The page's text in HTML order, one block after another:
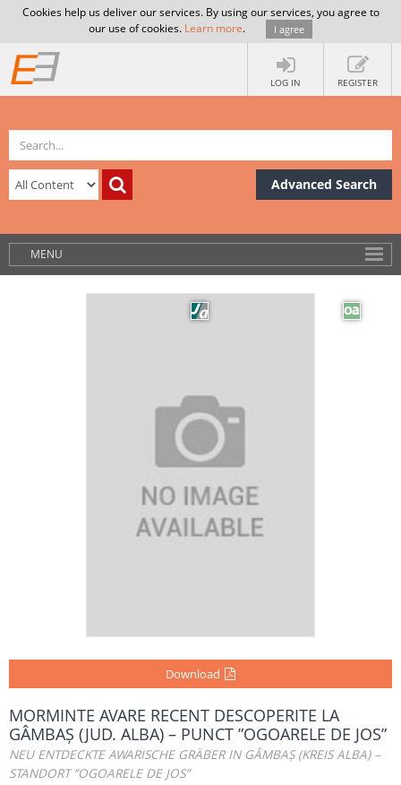
Cookies help us deliver our services. By using our services, you agree to
our use of cookies. Learn more. I agree
LOG IN REGISTER
Advanced Search
MENU
Download
MORMINTE AVARE RECENT DESCOPERITE LA
GÂMBAȘ (JUD. ALBA) – PUNCT ”OGOARELE DE JOS”
NEU ENTDECKTE AWARISCHE GRÄBER IN GÂMBAȘ (KREIS ALBA) –
STANDORT ”OGOARELE DE JOS”